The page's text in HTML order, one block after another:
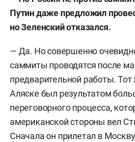
американских отношений,
Евросоюза.
В 2001 году с отличием
международных отношений
Петербургского
В 2002–2004 годах работал
корреспондентом
Путин даже предложил
но Зеленский отказался.
— Да. Но совершенно
саммиты проводятся после
предварительной работы.
Аляске был результатом
переговорного процесса,
американской стороны вел
Сначала он прилетал в